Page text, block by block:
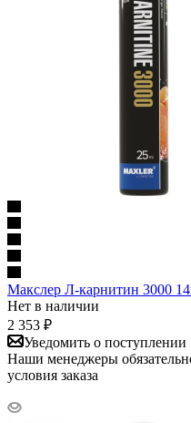
Макслер Л-карнитин 3000
Нет в наличии
2 353 ₽
Уведомить о поступлении
Наши менеджеры
условия заказа